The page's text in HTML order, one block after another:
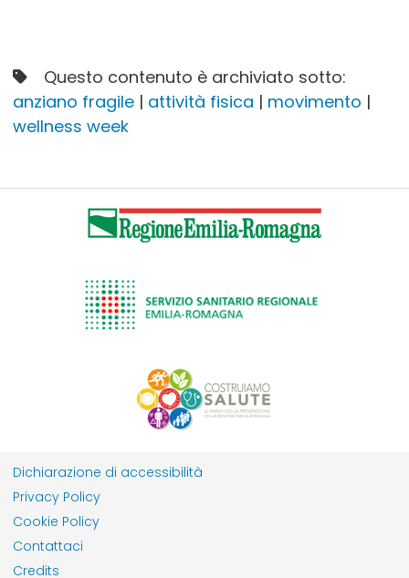
Questo contenuto è archiviato sotto:
anziano fragile| attività fisica | movimento |
wellness week
Dichiarazione di accessibilità
Privacy Policy
Cookie Policy
Contattaci
Credits